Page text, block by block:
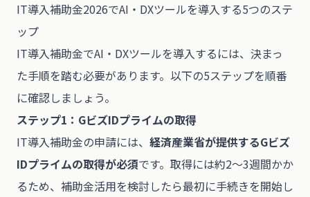
IT導入補助金2026でAI・DXツールを導入する5つのステ
ップ
IT導入補助金でAI・DXツールを導入するには、決まっ
た手順を踏む必要があります。以下の5ステップを順番
に確認しましょう。
ステップ1：GビズIDプライムの取得
IT導入補助金の申請には、 経済産業省が提供するGビズ
IDプライムの取得が必須です。取得には約2〜3週間かか
るため、補助金活用を検討したら最初に手続きを開始し